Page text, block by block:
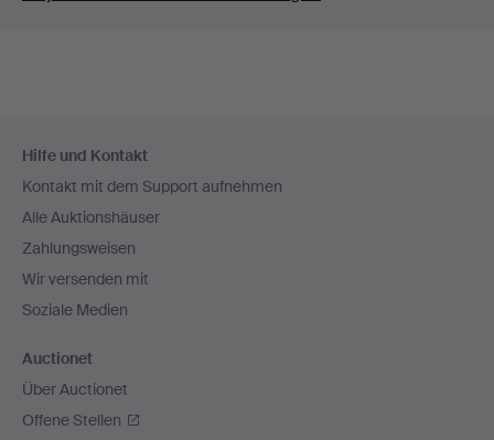
Navigation
Hilfe und Kontakt
Kontakt mit dem Support aufnehmen
Alle Auktionshäuser
Zahlungsweisen
Wir versenden mit
Soziale Medien
Auctionet
Über Auctionet
Offene Stellen